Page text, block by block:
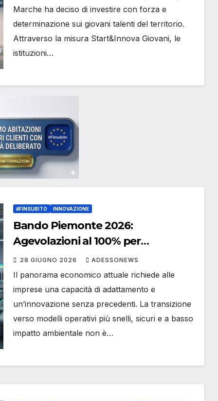
#Finsubito – Adessonews
Marche ha deciso di investire con forza e
determinazione sui giovani talenti del territorio.
Attraverso la misura Start&Innova Giovani, le
istituzioni…
#FINSUBITO INNOVAZIONE
Bando Piemonte 2026:
Agevolazioni al 100% per
Digitalizzazione ed
Efficientamento Produttivo |
L’Esperienza di #Finsubito al Tuo
Servizio – #Adessonews –
#Finsubito – Adessonews
28 GIUGNO 2026 ADESSONEWS
Il panorama economico attuale richiede alle
imprese una capacità di adattamento e
un’innovazione senza precedenti. La transizione
verso modelli operativi più snelli, sicuri e a basso
impatto ambientale non è…